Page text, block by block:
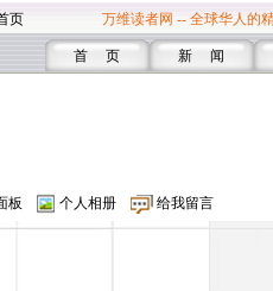
页 万维读者网 -- 全球华人的
首 页 新 闻
板 个人相册 给我留言